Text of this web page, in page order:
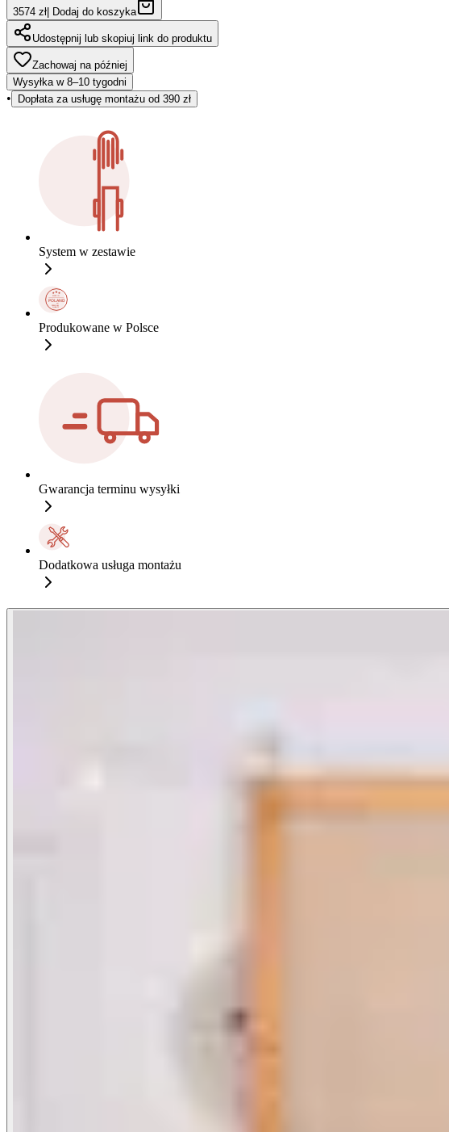
3574 zł| Dodaj do koszyka
Udostępnij lub skopiuj link do produktu
Zachowaj na później
Wysyłka w 8–10 tygodni
• Dopłata za usługę montażu od 390 zł
System w zestawie
Produkowane w Polsce
Gwarancja terminu wysyłki
Dodatkowa usługa montażu